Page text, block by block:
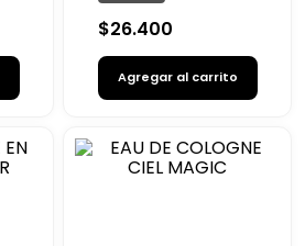
$26.400
Agregar al carrito